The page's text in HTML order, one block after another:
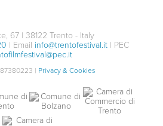
67 | 38122 Trento - Italy
| Email info@trentofestival.it | PEC
| Privacy & Cookies